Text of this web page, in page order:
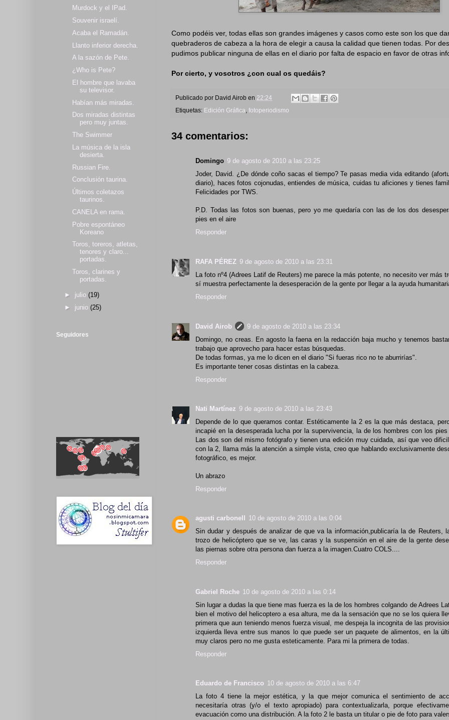
Como podéis ver, todas ellas son grandes imágenes y casos como este son los que
quebraderos de cabeza a la hora de elegir a causa la calidad que tienen todas. Por
pudimos publicar ninguna de ellas en el diario por falta de espacio en favor de otras
Por cierto, y vosotros ¿con cual os quedáis?
Publicado por David Airob en 22:24
Etiquetas: Edición Gráfica fotoperiodismo
34 comentarios:
Domingo 9 de agosto de 2010 a las 23:25
Joder, David. ¿De dónde coño sacas el tiempo? Te pasas media vida editando
diario), haces fotos cojonudas, entiendes de música, cuidas tu aficiones y tienes
Felicidades por TWS.
P.D. Todas las fotos son buenas, pero yo me quedaría con las de los dos
pies en el aire
Responder
RAFA PÉREZ 9 de agosto de 2010 a las 23:31
La foto nº4 (Adrees Latif de Reuters) me parece la más potente, no necesito ver más
sí muestra perfectamente la desesperación de la gente por llegar a la ayuda
Responder
David Airob
9 de agosto de 2010 a las 23:34
Domingo, no creas. En agosto la faena en la redacción baja mucho y tenemos
trabajo que aprovecho para hacer estas búsquedas.
De todas formas, ya me lo dicen en el diario "Si fueras rico no te aburrirías".
Es importante tener cosas distintas en la cabeza.
Responder
Nati Martínez 9 de agosto de 2010 a las 23:43
Depende de lo que queramos contar. Estéticamente la 2 es la que más destaca,
incapié en la desesperada lucha por la supervivencia, la de los hombres con los
Las dos son del mismo fotógrafo y tienen una edición muy cuidada, así que veo
con la 2, llama más la atención a simple vista, creo que hablando exclusivamente
fotográfico, es mejor.
Un abrazo
Responder
agusti carbonell
10 de agosto de 2010 a las 0:04
Sin dudar y después de analizar de que va la información,publicaría la de Reuters,
trozo de helicóptero que se ve, las caras y la suspensión en el aire de la gente
las piernas sobre otra persona dan fuerza a la imagen.Cuatro COLS....
Responder
Gabriel Roche 10 de agosto de 2010 a las 0:14
Sin lugar a dudas la que tiene mas fuerza es la de los hombres colgando de Adrees
bien el motivo del helicoptero a esa altura, me da la sensación que no se los quiera
primera que aun teniendo menos fuerza visual, me despeja la incognita de las
izquierda lleva entre sus manos lo que puede ser un paquete de alimentos, en la
muy claros pero no me gusta esteticamente. Para mi la primera de todas.
Responder
Eduardo de Francisco 10 de agosto de 2010 a las 6:47
La foto 4 tiene la mejor estética, y la que mejor comunica el sentimiento de
necesitaría otras (y/o el texto apropiado) para contextualizarla, porque
evacuación como una distribución. A la foto 2 le basta un titular o pie de foto para
Murdock y el IPad.
Souvenir israelí.
Acaba el Ramadán.
Llanto inferior derecha.
A la sazón de Pete.
¿Who is Pete?
El hombre que lavaba
su televisor.
Habían más miradas.
Dos miradas distintas
pero muy juntas.
The Swimmer
La música de la isla
desierta.
Russian Fire.
Conclusión taurina.
Últimos coletazos
taurinos.
CANELA en rama.
Pobre espontáneo
Koreano
Toros, toreros, atletas,
tenores y claro...
portadas.
Toros, clarines y
portadas.
► julio (19)
► junio (25)
Seguidores